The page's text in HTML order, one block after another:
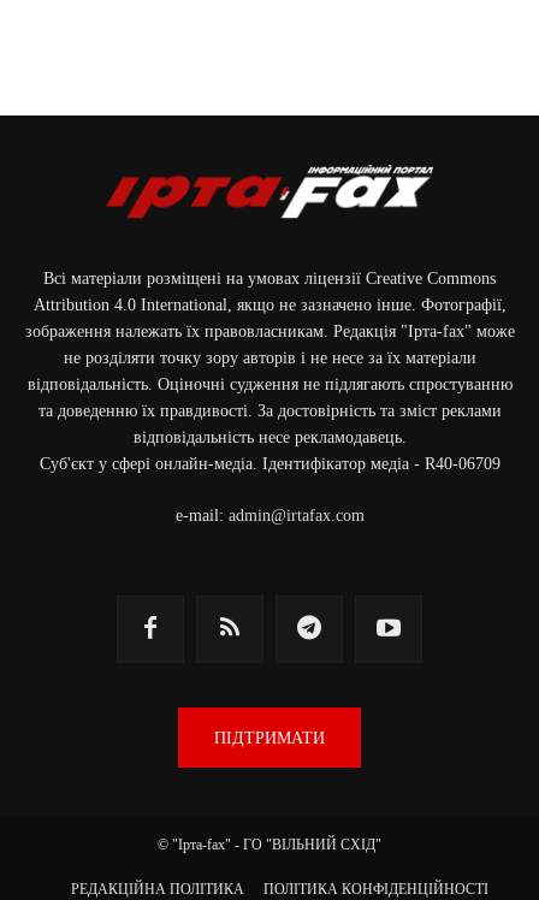
Всі матеріали розміщені на умовах ліцензії Creative Commons
Attribution 4.0 International, якщо не зазначено інше. Фотографії,
зображення належать їх правовласникам. Редакція "Ірта-fax" може
не розділяти точку зору авторів і не несе за їх матеріали
відповідальність. Оціночні судження не підлягають спростуванню
та доведенню їх правдивості. За достовірність та зміст реклами
відповідальність несе рекламодавець.
Cуб'єкт у сфері онлайн-медіа. Ідентифікатор медіа - R40-06709
e-mail: admin@irtafax.com
ПІДТРИМАТИ
© "Ірта-fax" - ГО "ВІЛЬНИЙ СХІД"
РЕДАКЦІЙНА ПОЛІТИКА ПОЛІТИКА КОНФІДЕНЦІЙНОСТІ